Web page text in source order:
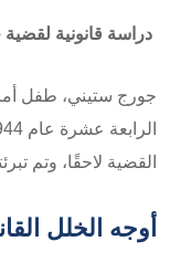
دراسة قانونية لقضية
جورج ستيني، طفل
القضية لاحقًا، وتم تبرئته
أوجه الخلل